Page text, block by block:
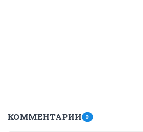
КОММЕНТАРИИ 0